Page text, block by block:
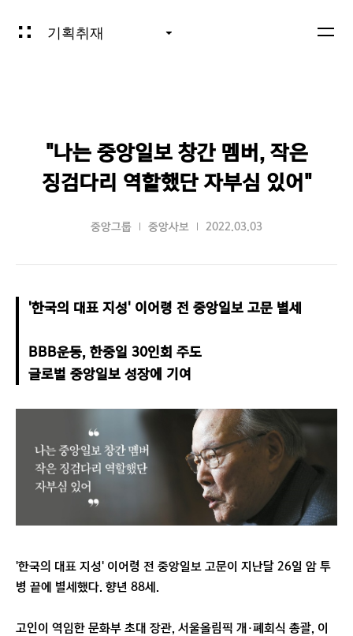
기획취재
"나는 중앙일보 창간 멤버, 작은
징검다리 역할했단 자부심 있어"
중앙그룹 중앙사보 2022.03.03
'한국의 대표 지성' 이어령 전 중앙일보 고문 별세
BBB운동, 한중일 30인회 주도
글로벌 중앙일보 성장에 기여
'한국의 대표 지성' 이어령 전 중앙일보 고문이 지난달 26일 암 투
병 끝에 별세했다. 향년 88세.
고인이 역임한 문화부 초대 장관, 서울올림픽 개·폐회식 총괄, 이